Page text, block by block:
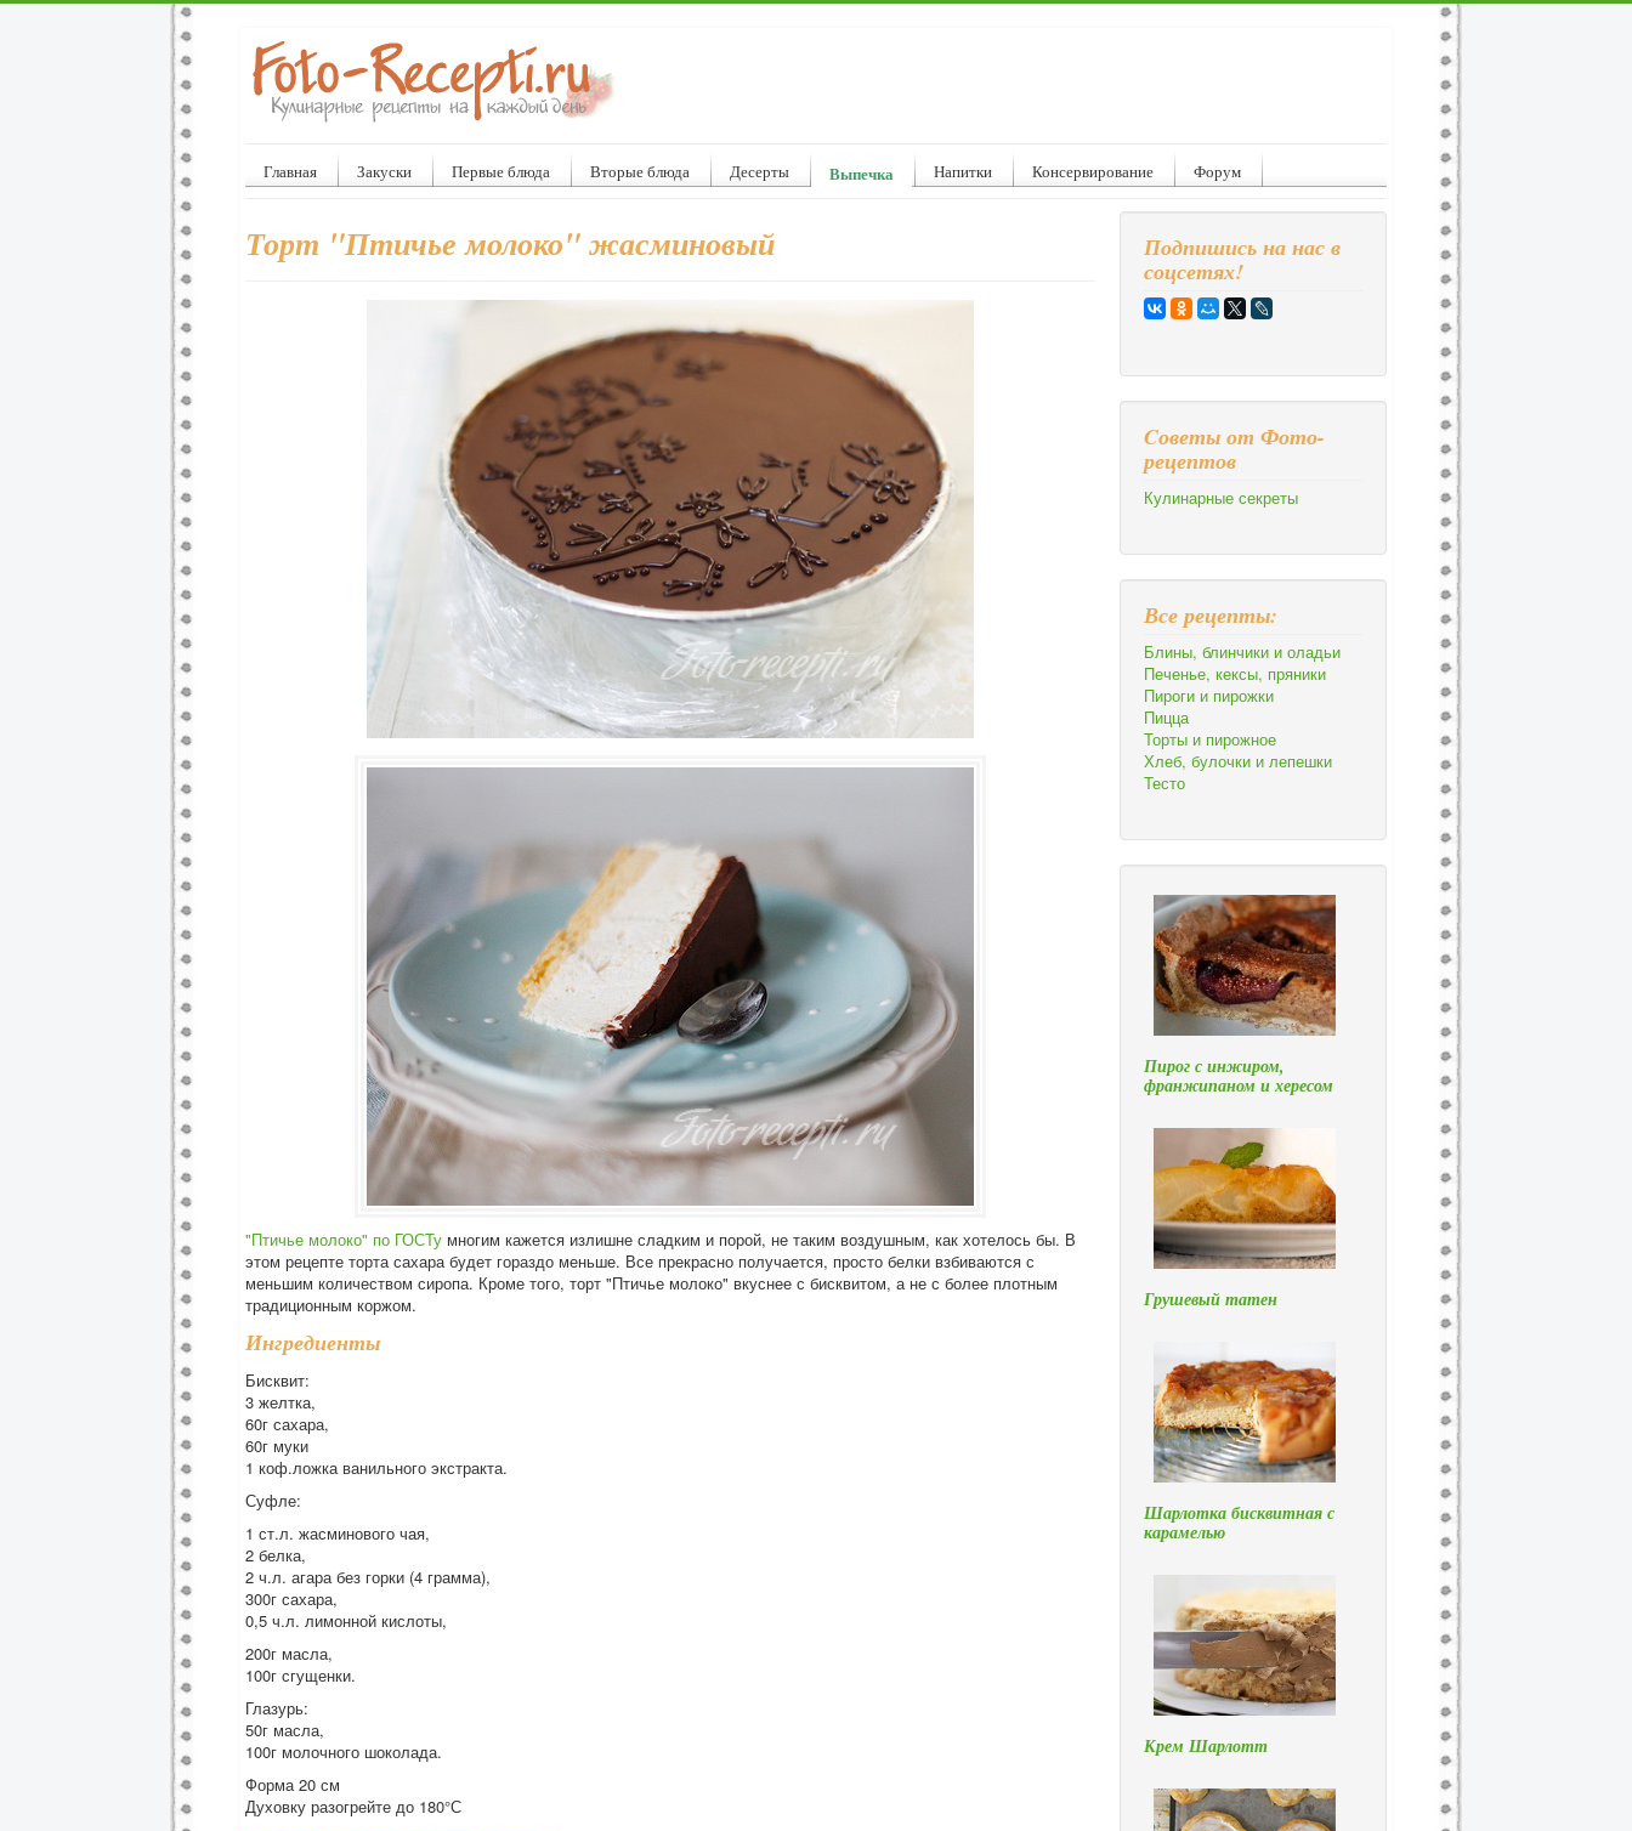
Главная Закуски Первые блюда Вторые блюда Десерты Выпечка Напитки Консервирование Форум
Торт "Птичье молоко" жасминовый
"Птичье молоко" по ГОСТу многим кажется излишне сладким и порой, не таким воздушным, как хотелось бы. В
этом рецепте торта сахара будет гораздо меньше. Все прекрасно получается, просто белки взбиваются с
меньшим количеством сиропа. Кроме того, торт "Птичье молоко" вкуснее с бисквитом, а не с более плотным
традиционным коржом.
Ингредиенты
Бисквит:
3 желтка,
60г сахара,
60г муки
1 коф.ложка ванильного экстракта.
Суфле:
1 ст.л. жасминового чая,
2 белка,
2 ч.л. агара без горки (4 грамма),
300г сахара,
0,5 ч.л. лимонной кислоты,
200г масла,
100г сгущенки.
Глазурь:
50г масла,
100г молочного шоколада.
Форма 20 см
Духовку разогрейте до 180°С
Подпишись на нас в
соцсетях!
Cоветы от Фото-
рецептов
Кулинарные секреты
Все рецепты:
Блины, блинчики и оладьи
Печенье, кексы, пряники
Пироги и пирожки
Пицца
Торты и пирожное
Хлеб, булочки и лепешки
Тесто
Пирог с инжиром,
франжипаном и хересом
Грушевый татен
Шарлотка бисквитная с
карамелью
Крем Шарлотт